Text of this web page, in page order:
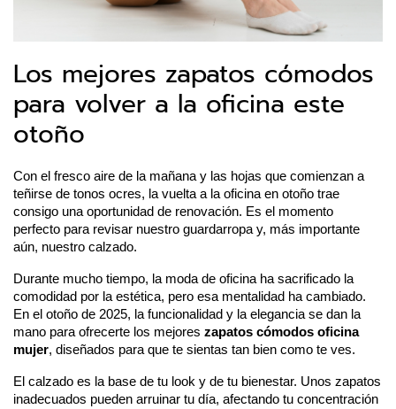
Los mejores zapatos cómodos
para volver a la oficina este
otoño
Con el fresco aire de la mañana y las hojas que comienzan a
teñirse de tonos ocres, la vuelta a la oficina en otoño trae
consigo una oportunidad de renovación. Es el momento
perfecto para revisar nuestro guardarropa y, más importante
aún, nuestro calzado.
Durante mucho tiempo, la moda de oficina ha sacrificado la
comodidad por la estética, pero esa mentalidad ha cambiado.
En el otoño de 2025, la funcionalidad y la elegancia se dan la
mano para ofrecerte los mejores zapatos cómodos oficina
mujer, diseñados para que te sientas tan bien como te ves.
El calzado es la base de tu look y de tu bienestar. Unos zapatos
inadecuados pueden arruinar tu día, afectando tu concentración